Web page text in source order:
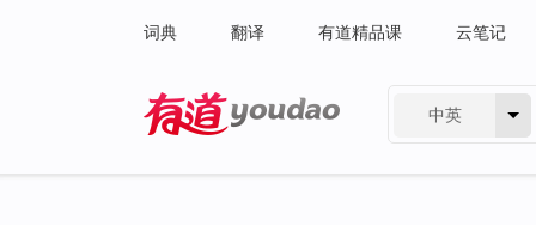
词典 翻译 有道精品课 云笔记
中英